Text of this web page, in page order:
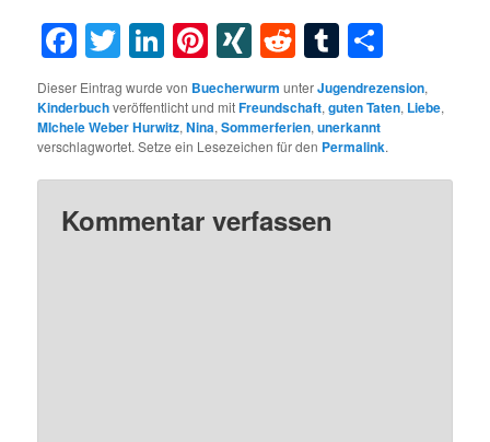
Facebook
Twitter
LinkedIn
Pinterest
XINGRedditTumblr
Dieser Eintrag wurde von Buecherwurm unterJugendrezension,
Kinderbuchveröffentlicht und mitFreundschaft,guten Taten, Liebe,
MIchele Weber Hurwitz,Nina,Sommerferien,unerkannt
verschlagwortet. Setze ein Lesezeichen für den Permalink.
Kommentar verfassen